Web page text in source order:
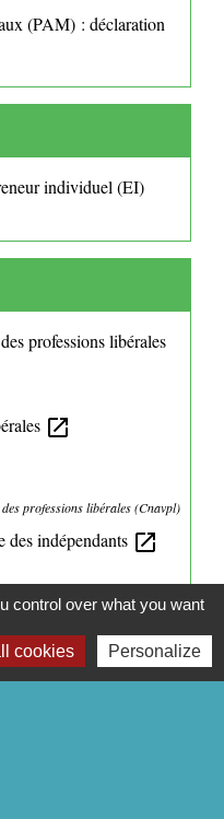
(PAM) : déclaration
individuel (EI)
professions libérales
open_in_new
professions libérales (Cnavpl)
des indépendants open_in_new
des cotisations
control over what you want
cookies Personalize